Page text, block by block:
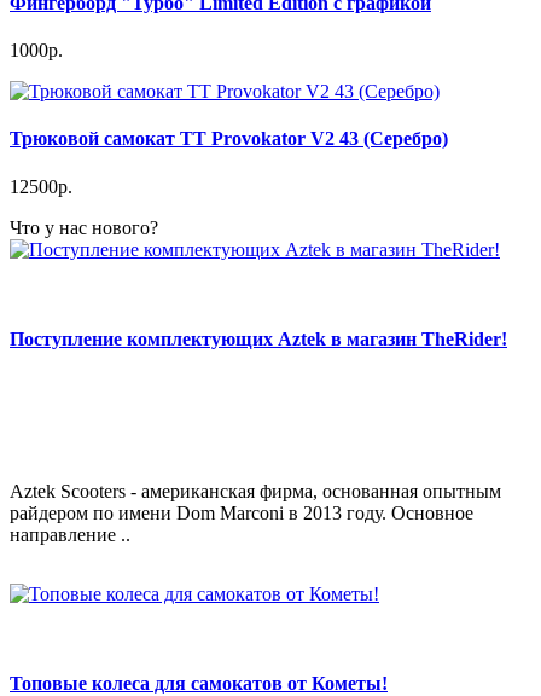
1000р.
Трюковой самокат TT Provokator V2 43 (Серебро)
12500р.
Что у нас нового?
Поступление комплектующих Aztek в магазин TheRider!
Aztek Scooters - американская фирма, основанная опытным
райдером по имени Dom Marconi в 2013 году. Основное
направление ..
Топовые колеса для самокатов от Кометы!